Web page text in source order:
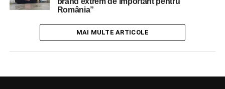
România”
MAI MULTE ARTICOLE